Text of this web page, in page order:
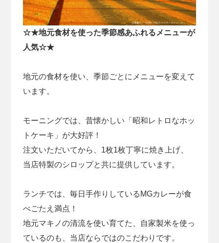
☆★地元食材を使った季節感あふれるメニューが
人気☆★
地元の食材を使い、季節ごとにメニューを変えて
います。
モーニングでは、昔懐かしい「昭和レトロなホッ
トケーキ」が大好評！
注文いただいてから、1枚1枚丁寧に焼き上げ、
当店特製のシロップと共に提供しています。
ランチでは、毎日手作りしているMGカレーが食
べごたえ満点！
地元マキノの清流を使い育てた、自家製米を使っ
ているのも、当店ならではのこだわりです。